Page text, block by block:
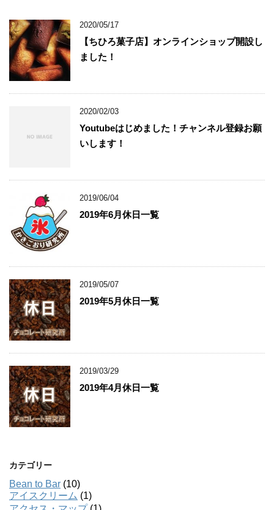
2020/05/17
【ちひろ菓子店】オンラインショップ開設し
ました！
2020/02/03
Youtubeはじめました！チャンネル登録お願
いします！
2019/06/04
2019年6月休日一覧
2019/05/07
2019年5月休日一覧
2019/03/29
2019年4月休日一覧
カテゴリー
Bean to Bar (10)
アイスクリーム (1)